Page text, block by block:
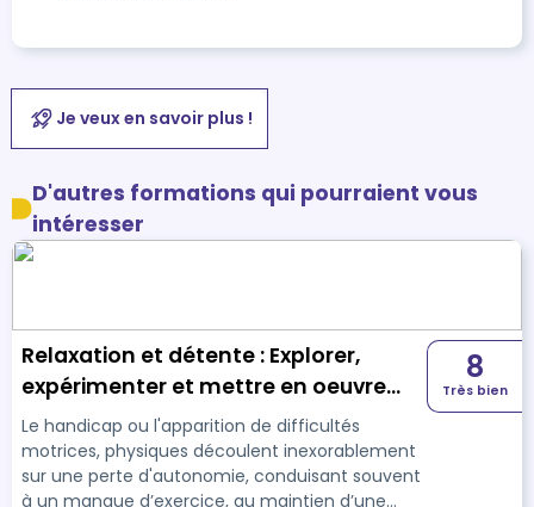
Je veux en savoir plus !
D'autres formations qui pourraient vous
intéresser
Relaxation et détente : Explorer,
expérimenter et mettre en oeuvre
des ateliers adaptées en
établissement de santé ou structure
médico-sociale
Le handicap ou l'apparition de difficultés
motrices, physiques découlent inexorablement
sur une perte d'autonomie, conduisant souvent
à un manque d’exercice, au maintien d’une
8
Très bien